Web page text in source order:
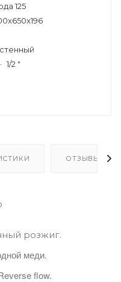
125
1/2 "
ОТЗЫВЫ
розжиг.
меди.
flow.